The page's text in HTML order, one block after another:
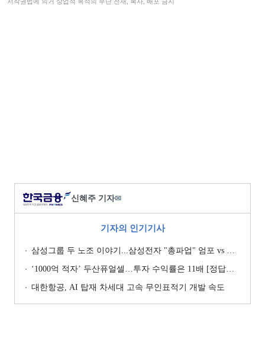
신혜주 기자✉
기자의 인기기사
삼성그룹 두 노조 이야기...삼성전자 "총파업" 엄포 vs 삼성重 '노사 원팀' 자처
‘1000억 적자’ 두산퓨얼셀…투자 수익률은 11배 [정답은 TSR]
대한항공, AI 탑재 차세대 고속 무인표적기 개발 속도